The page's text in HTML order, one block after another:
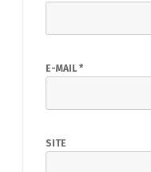
E-MAIL *
SITE